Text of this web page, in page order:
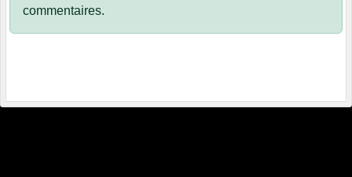
commentaires.